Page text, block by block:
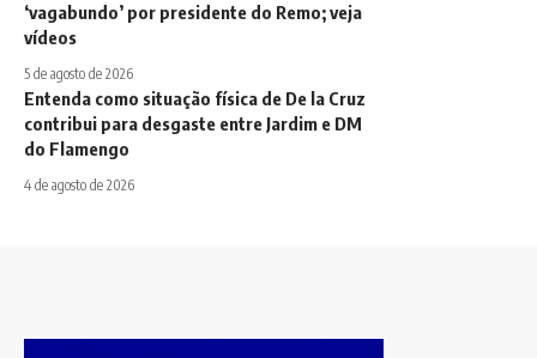
‘vagabundo’ por presidente do Remo; veja
vídeos
5 de agosto de 2026
Entenda como situação física de De la Cruz
contribui para desgaste entre Jardim e DM
do Flamengo
4 de agosto de 2026